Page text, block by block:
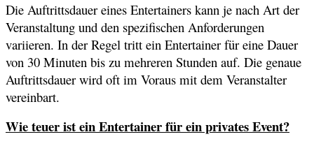
Die Auftrittsdauer eines Entertainers kann je nach Art der
Veranstaltung und den spezifischen Anforderungen
variieren. In der Regel tritt ein Entertainer für eine Dauer
von 30 Minuten bis zu mehreren Stunden auf. Die genaue
Auftrittsdauer wird oft im Voraus mit dem Veranstalter
vereinbart.
Wie teuer ist ein Entertainer für ein privates Event?